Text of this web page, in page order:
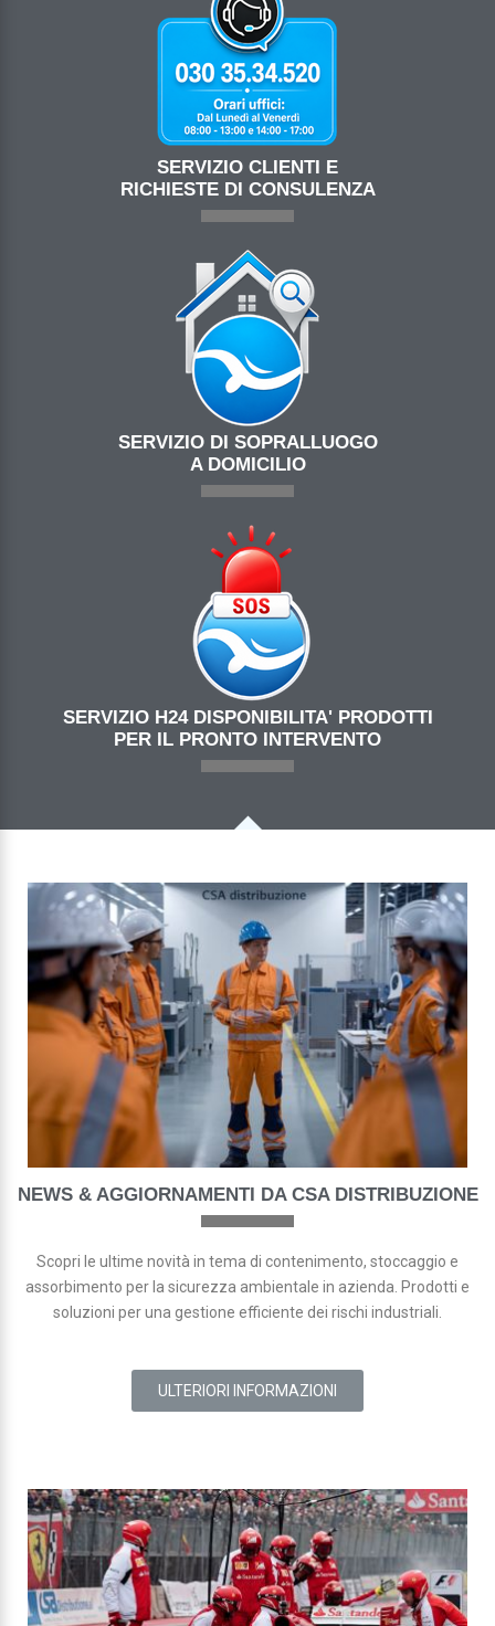
SERVIZIO CLIENTI E
RICHIESTE DI CONSULENZA
SERVIZIO DI SOPRALLUOGO
A DOMICILIO
SERVIZIO H24 DISPONIBILITA' PRODOTTI
PER IL PRONTO INTERVENTO
NEWS & AGGIORNAMENTI DA CSA DISTRIBUZIONE
Scopri le ultime novità in tema di contenimento, stoccaggio e
assorbimento per la sicurezza ambientale in azienda. Prodotti e
soluzioni per una gestione efficiente dei rischi industriali.
ULTERIORI INFORMAZIONI